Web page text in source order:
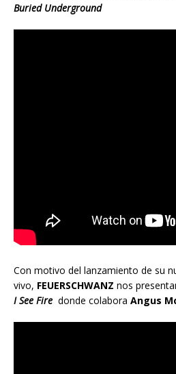
Buried Underground
Con motivo del lanzamiento de su
vivo, FEUERSCHWANZ nos
I See Fire donde colabora Angus